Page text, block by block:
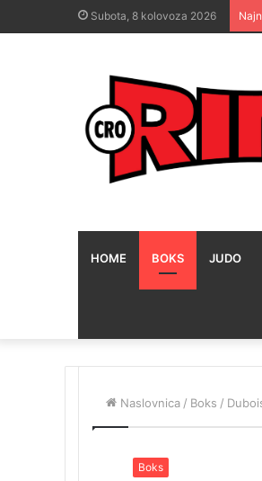
Subota, 8 kolovoza 2026
HOME BOKS JUDO
Naslovnica / Boks /
Boks